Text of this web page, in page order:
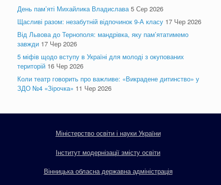
День пам’яті Михайлика Владислава 5 Сер 2026
Щасливі разом: незабутній відпочинок 9-А класу 17 Чер 2026
Від Львова до Тернополя: мандрівка, яку пам’ятатимемо
завжди 17 Чер 2026
5 міфів щодо вступу в Україні для молоді з окупованих
територій 16 Чер 2026
Коли театр говорить про важливе: «Викрадене дитинство» у
ЗДО №4 «Зірочка» 11 Чер 2026
Міністерство освіти і науки України
Інститут модернізації змісту освіти
Вінницька обласна державна адміністрація